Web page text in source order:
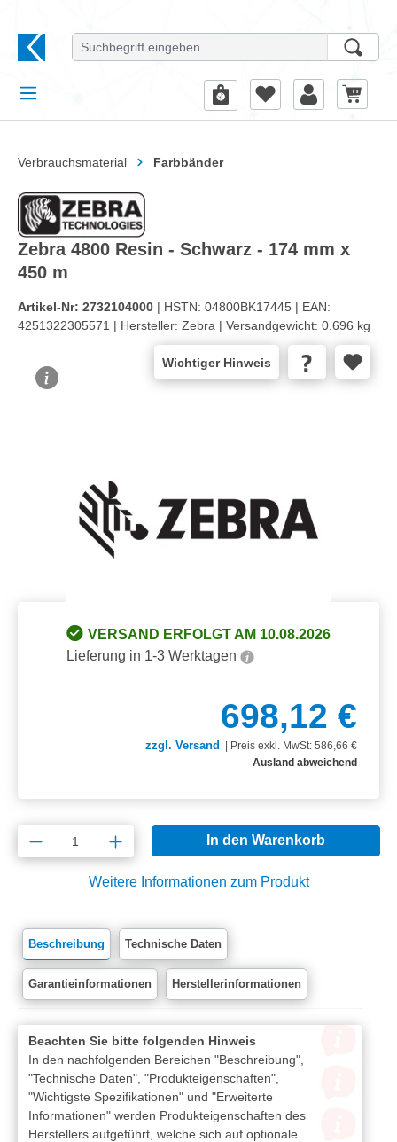
Verbrauchsmaterial Farbbänder
Zebra 4800 Resin - Schwarz - 174 mm x
450 m
Artikel-Nr: 2732104000 | HSTN: 04800BK17445 | EAN:
4251322305571 | Hersteller: Zebra | Versandgewicht: 0.696 kg
Wichtiger Hinweis
VERSAND ERFOLGT AM 10.08.2026
Lieferung in 1-3 Werktagen
698,12 €
zzgl. Versand
Preis exkl. MwSt: 586,66 €
Ausland abweichend
Produkt Anzahl: Gib den gewünschten
In den Warenkorb
Weitere Informationen zum Produkt
Beschreibung Technische Daten
Garantieinformationen Herstellerinformationen
Beachten Sie bitte folgenden Hinweis
In den nachfolgenden Bereichen "Beschreibung",
"Technische Daten", "Produkteigenschaften",
"Wichtigste Spezifikationen" und "Erweiterte
Informationen" werden Produkteigenschaften des
Herstellers aufgeführt, welche sich auf optionale